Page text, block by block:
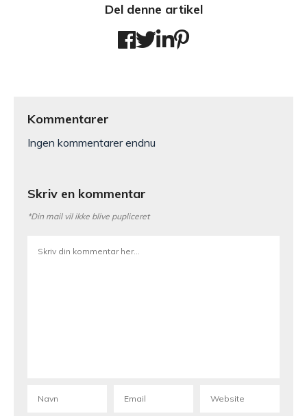
Del denne artikel
Kommentarer
Ingen kommentarer endnu
Skriv en kommentar
*Din mail vil ikke blive pupliceret